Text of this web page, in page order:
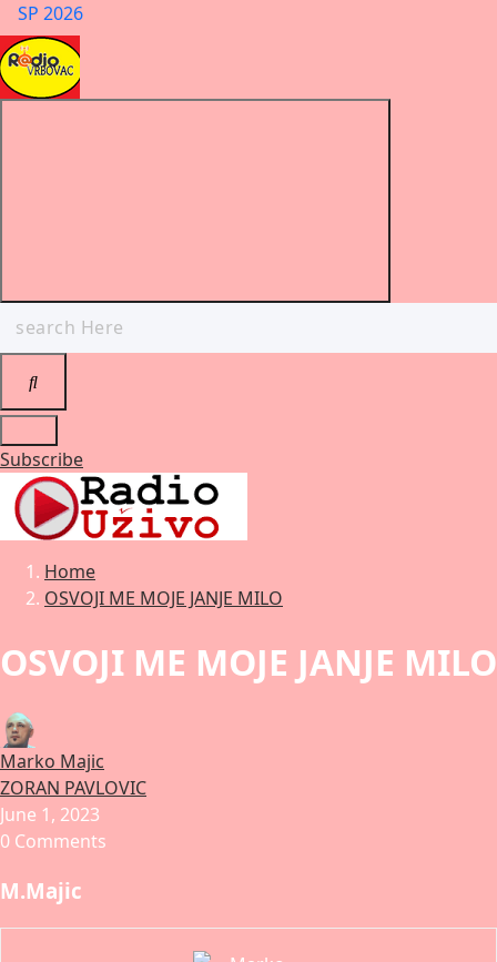
SP 2026
for:
Subscribe
Home
OSVOJI ME MOJE JANJE MILO
OSVOJI ME MOJE JANJE MILO
Marko Majic
ZORAN PAVLOVIC
June 1, 2023
0 Comments
M.Majic